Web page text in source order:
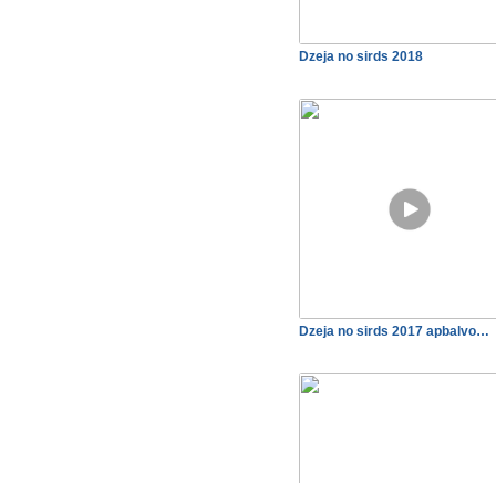
Dzeja no sirds 2018
Dzeja no sirds 2017 apbalvo…